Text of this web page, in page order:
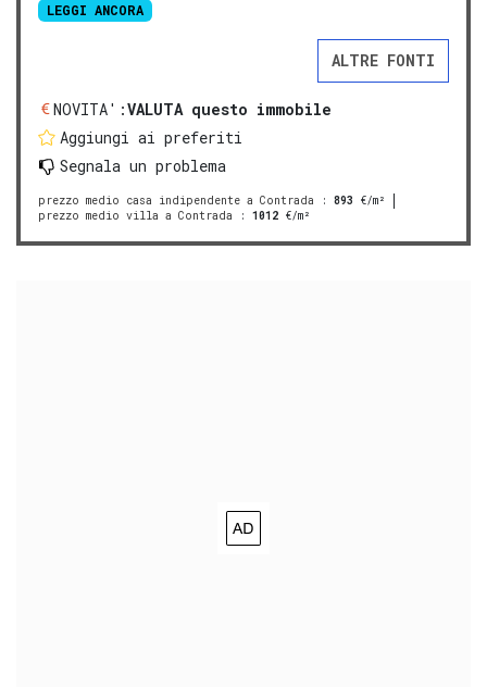
LEGGI ANCORA
ALTRE FONTI
NOVITA':VALUTA questo immobile
Aggiungi ai preferiti
Segnala un problema
prezzo medio casa indipendente a Contrada : 893 €/m²
prezzo medio villa a Contrada : 1012 €/m²